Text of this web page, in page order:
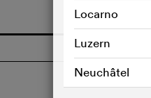
Locarno
Luzern
Neuchâtel